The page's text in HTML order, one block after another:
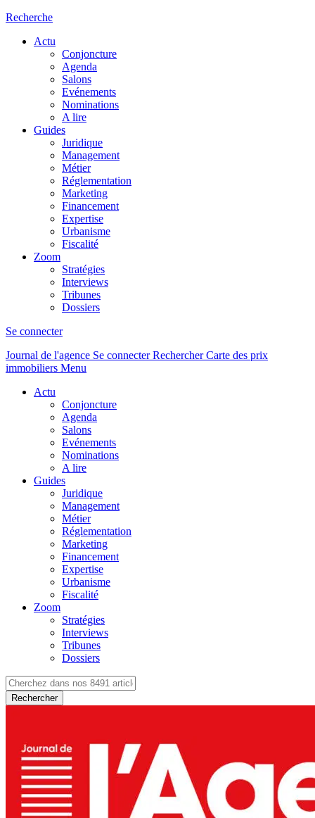
Recherche
Actu
Conjoncture
Agenda
Salons
Evénements
Nominations
A lire
Guides
Juridique
Management
Métier
Réglementation
Marketing
Financement
Expertise
Urbanisme
Fiscalité
Zoom
Stratégies
Interviews
Tribunes
Dossiers
Se connecter
Journal de l'agence Se connecterRechercher Carte des prix
immobiliers Menu
Actu
Conjoncture
Agenda
Salons
Evénements
Nominations
A lire
Guides
Juridique
Management
Métier
Réglementation
Marketing
Financement
Expertise
Urbanisme
Fiscalité
Zoom
Stratégies
Interviews
Tribunes
Dossiers
Rechercher